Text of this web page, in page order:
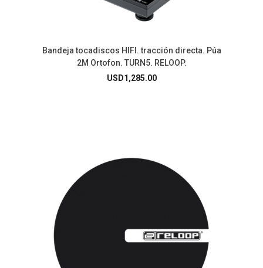
Bandeja tocadiscos HIFI. tracción directa. Púa
2M Ortofon. TURN5. RELOOP.
USD1,285.00